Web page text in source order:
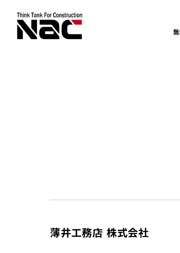
薄井工務店 株式会社